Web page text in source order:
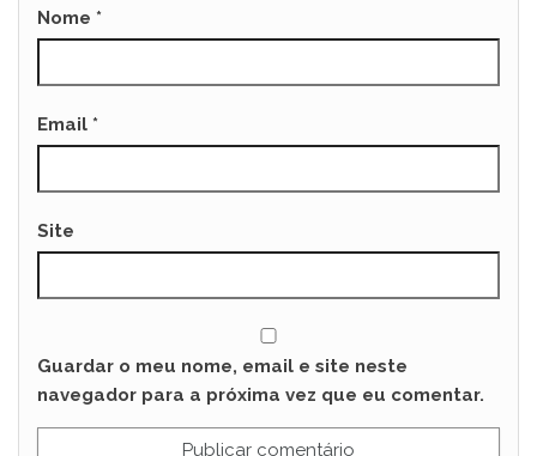
Nome *
Email *
Site
Guardar o meu nome, email e site neste
navegador para a próxima vez que eu comentar.